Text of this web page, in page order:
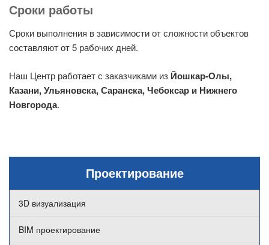
Проектирование
3D визуализация
BIM проектирование
Сроки работы
Сроки выполнения в зависимости от сложности объектов
составляют от 5 рабочих дней.
Наш Центр работает с заказчиками из Йошкар-Олы,
Казани, Ульяновска, Саранска, Чебоксар и Нижнего
Новгорода.